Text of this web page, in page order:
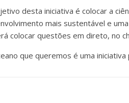
desta iniciativa é colocar a
mais sustentável e
colocar questões em direto, no
que queremos é uma